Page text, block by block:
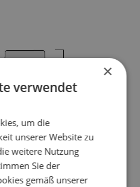
×
verwendet
um die
unserer Website zu
weitere Nutzung
Sie der
gemäß unserer